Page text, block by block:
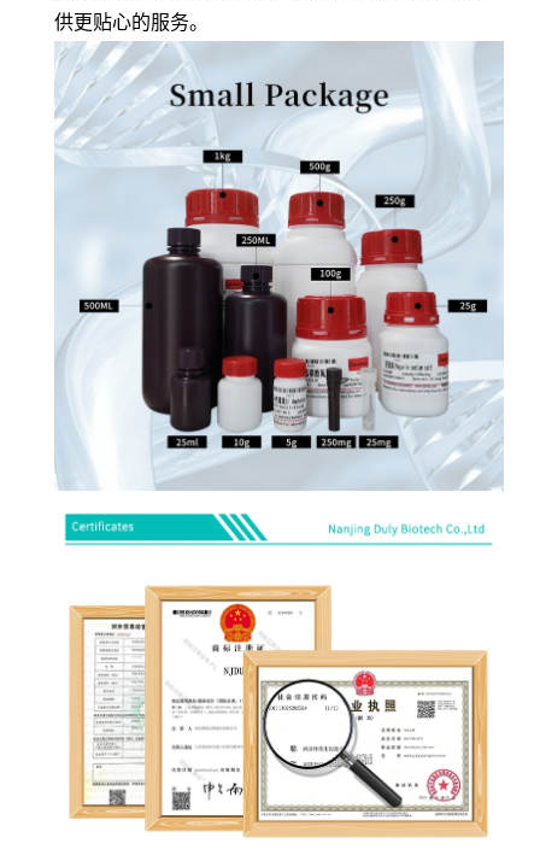
供更贴心的服务。